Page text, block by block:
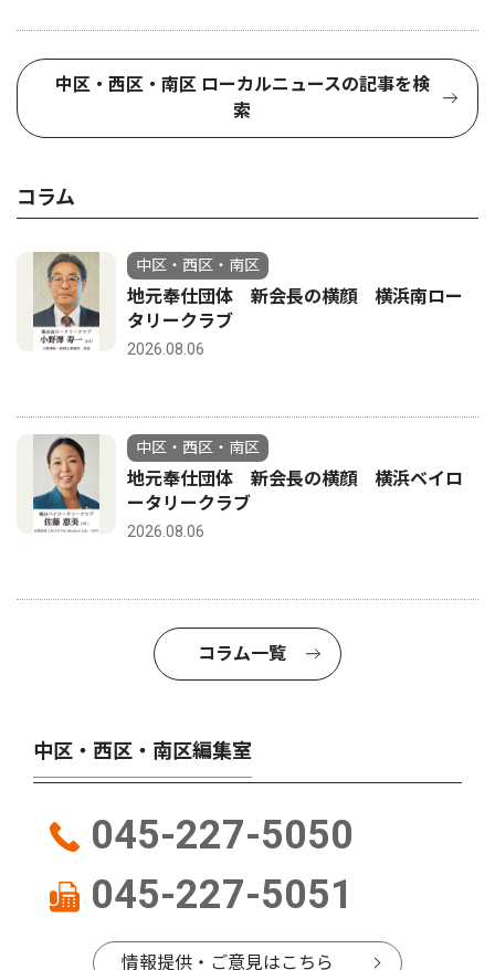
中区・西区・南区 ローカルニュースの記事を検
索
コラム
中区・西区・南区
地元奉仕団体 新会長の横顔 横浜南ロー
タリークラブ
2026.08.06
中区・西区・南区
地元奉仕団体 新会長の横顔 横浜ベイロ
ータリークラブ
2026.08.06
コラム一覧
中区・西区・南区編集室
045-227-5050
045-227-5051
情報提供・ご意見はこちら